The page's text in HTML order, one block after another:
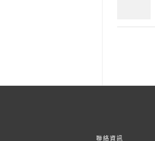
聯絡資訊